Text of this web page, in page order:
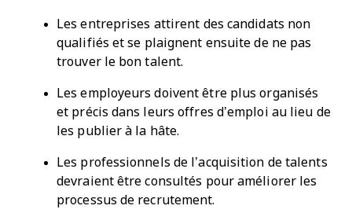
Les entreprises attirent des candidats non
qualifiés et se plaignent ensuite de ne pas
trouver le bon talent.
Les employeurs doivent être plus organisés
et précis dans leurs offres d’emploi au lieu de
les publier à la hâte.
Les professionnels de l’acquisition de talents
devraient être consultés pour améliorer les
processus de recrutement.